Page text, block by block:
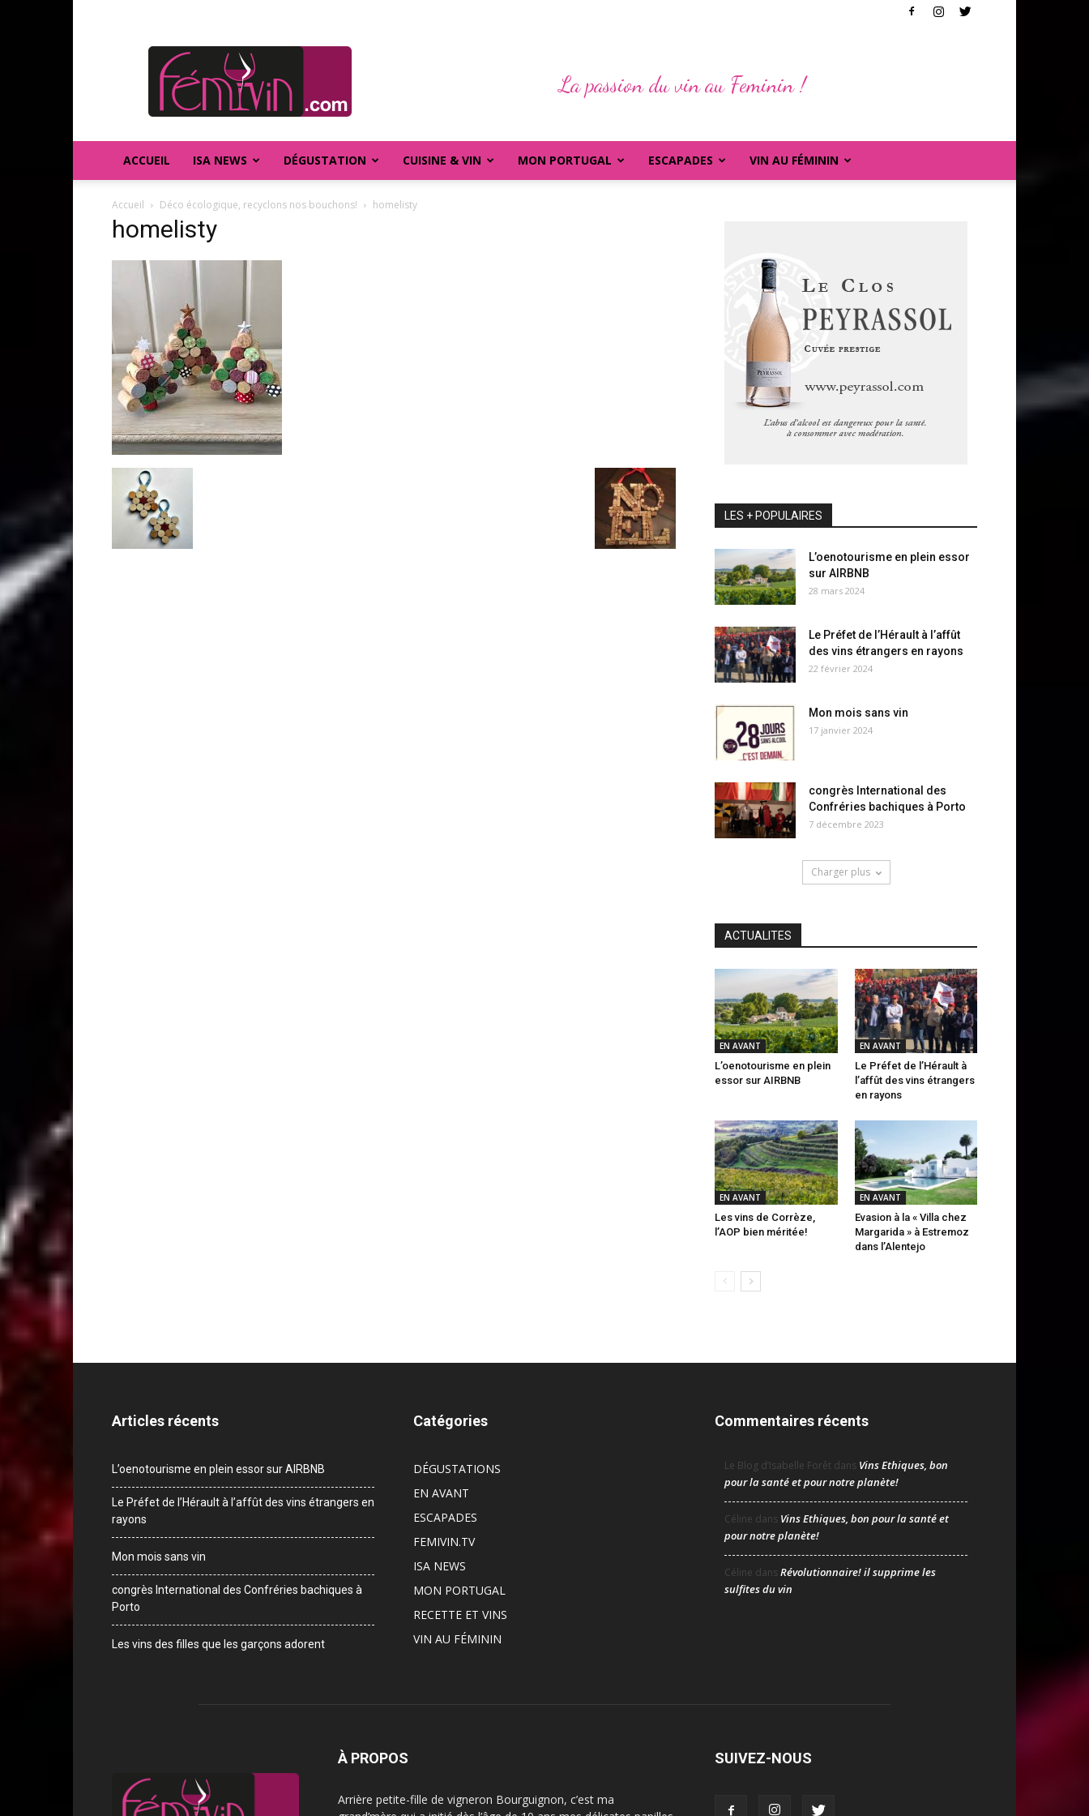
FEMIVIN
La passion du vin au Feminin !
ACCUEIL ISA NEWS DÉGUSTATION CUISINE & VIN MON PORTUGAL ESCAPADES VIN AU FÉMININ
Accueil Déco écologique, recyclons nos bouchons! homelisty
homelisty
LES + POPULAIRES
L’oenotourisme en plein essor
sur AIRBNB
28 mars 2024
Le Préfet de l’Hérault à l’affût
des vins étrangers en rayons
22 février 2024
Mon mois sans vin
17 janvier 2024
congrès International des
Confréries bachiques à Porto
7 décembre 2023
Charger plus
ACTUALITES
EN AVANT
L’oenotourisme en plein
essor sur AIRBNB
EN AVANT
Le Préfet de l’Hérault à
l’affût des vins étrangers
en rayons
EN AVANT
Les vins de Corrèze,
l’AOP bien méritée!
EN AVANT
Evasion à la « Villa chez
Margarida » à Estremoz
dans l’Alentejo
Articles récents
L’oenotourisme en plein essor sur AIRBNB
Le Préfet de l’Hérault à l’affût des vins étrangers en
rayons
Mon mois sans vin
congrès International des Confréries bachiques à
Porto
Les vins des filles que les garçons adorent
Catégories
DÉGUSTATIONS
EN AVANT
ESCAPADES
FEMIVIN.TV
ISA NEWS
MON PORTUGAL
RECETTE ET VINS
VIN AU FÉMININ
Commentaires récents
Le Blog d’Isabelle Forêt dans Vins Ethiques, bon
pour la santé et pour notre planète!
Céline dans Vins Ethiques, bon pour la santé et
pour notre planète!
Céline dansRévolutionnaire! il supprime les
sulfites du vin
À PROPOS
Arrière petite-fille de vigneron Bourguignon, c’est ma
SUIVEZ-NOUS